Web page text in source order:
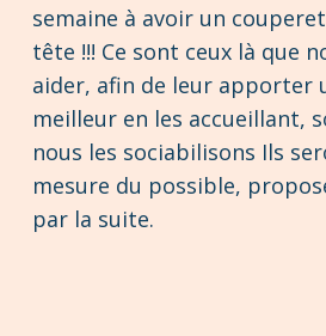
semaine à avoir un
tête !!! Ce sont ceux là que
aider, afin de leur apporter
meilleur en les accueillant,
nous les sociabilisons Ils
mesure du possible,
par la suite.